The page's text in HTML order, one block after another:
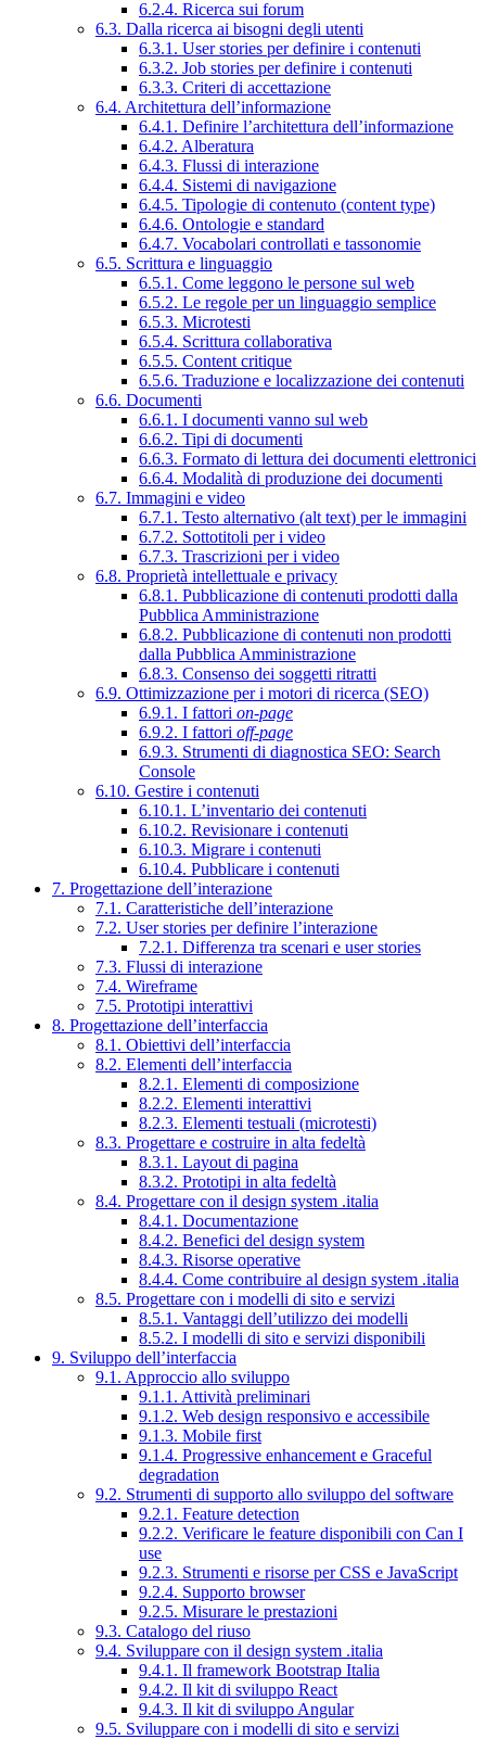
6.2.4. Ricerca sui forum
6.3. Dalla ricerca ai bisogni degli utenti
6.3.1. User stories per definire i contenuti
6.3.2. Job stories per definire i contenuti
6.3.3. Criteri di accettazione
6.4. Architettura dell’informazione
6.4.1. Definire l’architettura dell’informazione
6.4.2. Alberatura
6.4.3. Flussi di interazione
6.4.4. Sistemi di navigazione
6.4.5. Tipologie di contenuto (content type)
6.4.6. Ontologie e standard
6.4.7. Vocabolari controllati e tassonomie
6.5. Scrittura e linguaggio
6.5.1. Come leggono le persone sul web
6.5.2. Le regole per un linguaggio semplice
6.5.3. Microtesti
6.5.4. Scrittura collaborativa
6.5.5. Content critique
6.5.6. Traduzione e localizzazione dei contenuti
6.6. Documenti
6.6.1. I documenti vanno sul web
6.6.2. Tipi di documenti
6.6.3. Formato di lettura dei documenti elettronici
6.6.4. Modalità di produzione dei documenti
6.7. Immagini e video
6.7.1. Testo alternativo (alt text) per le immagini
6.7.2. Sottotitoli per i video
6.7.3. Trascrizioni per i video
6.8. Proprietà intellettuale e privacy
6.8.1. Pubblicazione di contenuti prodotti dalla
Pubblica Amministrazione
6.8.2. Pubblicazione di contenuti non prodotti
dalla Pubblica Amministrazione
6.8.3. Consenso dei soggetti ritratti
6.9. Ottimizzazione per i motori di ricerca (SEO)
6.9.1. I fattori on-page
6.9.2. I fattori off-page
6.9.3. Strumenti di diagnostica SEO: Search
Console
6.10. Gestire i contenuti
6.10.1. L’inventario dei contenuti
6.10.2. Revisionare i contenuti
6.10.3. Migrare i contenuti
6.10.4. Pubblicare i contenuti
7. Progettazione dell’interazione
7.1. Caratteristiche dell’interazione
7.2. User stories per definire l’interazione
7.2.1. Differenza tra scenari e user stories
7.3. Flussi di interazione
7.4. Wireframe
7.5. Prototipi interattivi
8. Progettazione dell’interfaccia
8.1. Obiettivi dell’interfaccia
8.2. Elementi dell’interfaccia
8.2.1. Elementi di composizione
8.2.2. Elementi interattivi
8.2.3. Elementi testuali (microtesti)
8.3. Progettare e costruire in alta fedeltà
8.3.1. Layout di pagina
8.3.2. Prototipi in alta fedeltà
8.4. Progettare con il design system .italia
8.4.1. Documentazione
8.4.2. Benefici del design system
8.4.3. Risorse operative
8.4.4. Come contribuire al design system .italia
8.5. Progettare con i modelli di sito e servizi
8.5.1. Vantaggi dell’utilizzo dei modelli
8.5.2. I modelli di sito e servizi disponibili
9. Sviluppo dell’interfaccia
9.1. Approccio allo sviluppo
9.1.1. Attività preliminari
9.1.2. Web design responsivo e accessibile
9.1.3. Mobile first
9.1.4. Progressive enhancement e Graceful
degradation
9.2. Strumenti di supporto allo sviluppo del software
9.2.1. Feature detection
9.2.2. Verificare le feature disponibili con Can I
use
9.2.3. Strumenti e risorse per CSS e JavaScript
9.2.4. Supporto browser
9.2.5. Misurare le prestazioni
9.3. Catalogo del riuso
9.4. Sviluppare con il design system .italia
9.4.1. Il framework Bootstrap Italia
9.4.2. Il kit di sviluppo React
9.4.3. Il kit di sviluppo Angular
9.5. Sviluppare con i modelli di sito e servizi